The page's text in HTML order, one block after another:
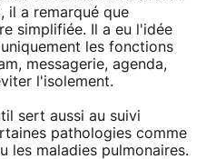
il a remarqué que
simplifiée. Il a eu l'idée
les fonctions
messagerie, agenda,
l'isolement.
sert aussi au suivi
pathologies comme
les maladies pulmonaires.